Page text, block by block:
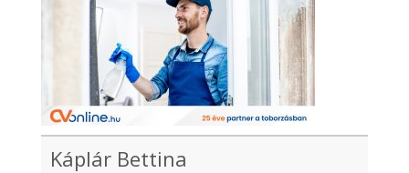
Káplár Bettina